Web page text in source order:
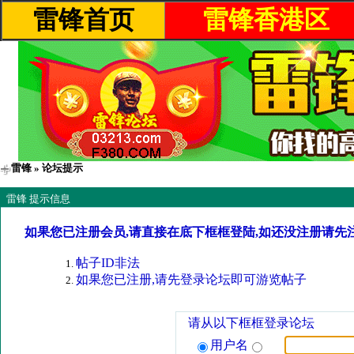
雷锋首页 雷锋香港区
雷锋 » 论坛提示
雷锋 提示信息
如果您已注册会员,请直接在底下框框登陆,如还没注册请先
帖子ID非法
如果您已注册,请先登录论坛即可游览帖子
请从以下框框登录论坛
用户名